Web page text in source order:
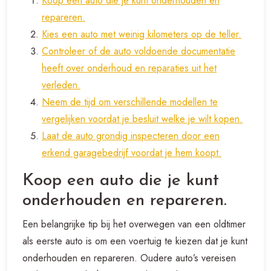
repareren.
Kies een auto met weinig kilometers op de teller.
Controleer of de auto voldoende documentatie
heeft over onderhoud en reparaties uit het
verleden.
Neem de tijd om verschillende modellen te
vergelijken voordat je besluit welke je wilt kopen.
Laat de auto grondig inspecteren door een
erkend garagebedrijf voordat je hem koopt.
Koop een auto die je kunt
onderhouden en repareren.
Een belangrijke tip bij het overwegen van een oldtimer
als eerste auto is om een voertuig te kiezen dat je kunt
onderhouden en repareren. Oudere auto’s vereisen